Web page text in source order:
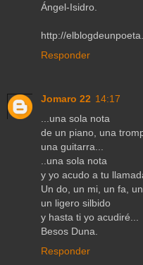
Ángel-Isidro.
http://
Responder
Jomaro 22 14:17
...una sola nota
de un piano, una
una guitarra...
..una sola nota
y yo acudo a tu
Un do, un mi, un fa, un
un ligero silbido
y hasta ti yo acudiré...
Besos Duna.
Responder